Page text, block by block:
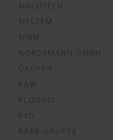
MALOTECH
MELTEM
MWM
NORDEMANN GMBH
ÖKOFEN
PAW
PLUGGIT
PYD
RAAB-GRUPPE